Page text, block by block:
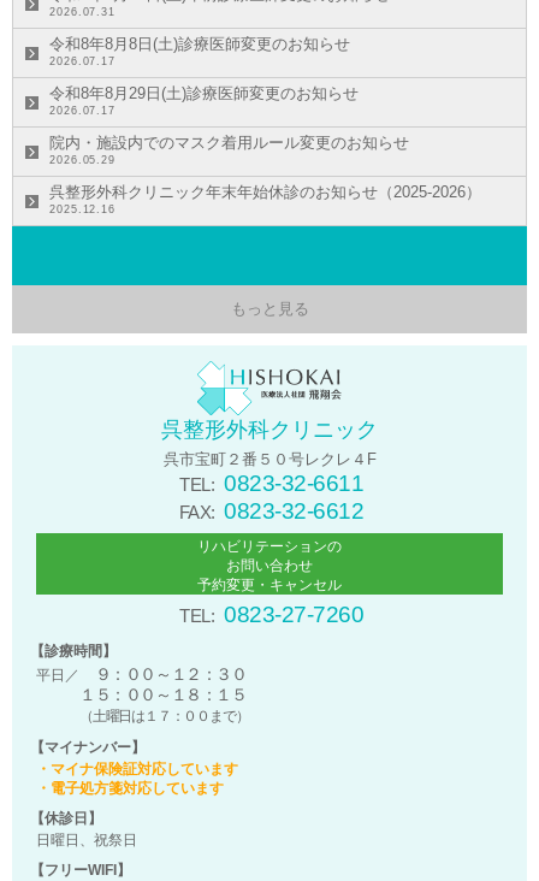
2026.07.31
令和8年8月8日(土)診療医師変更のお知らせ
2026.07.17
令和8年8月29日(土)診療医師変更のお知らせ
2026.07.17
院内・施設内でのマスク着用ルール変更のお知らせ
2026.05.29
呉整形外科クリニック年末年始休診のお知らせ（2025-2026）
2025.12.16
もっと見る
呉整形外科クリニック
呉市宝町２番５０号レクレ４F
TEL: 0823-32-6611
FAX: 0823-32-6612
リハビリテーションの
お問い合わせ
予約変更・キャンセル
TEL: 0823-27-7260
【診療時間】
平日／
９：００～１２：３０
１５：００～１８：１５
（土曜日は１７：００まで）
【マイナンバー】
・マイナ保険証対応しています
・電子処方箋対応しています
【休診日】
日曜日、祝祭日
【フリーWIFI】